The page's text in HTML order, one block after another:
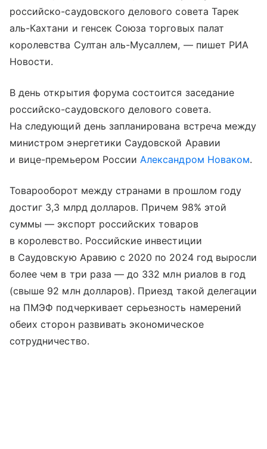
российско-саудовского делового совета Тарек
аль-Кахтани и генсек Союза торговых палат
королевства Султан аль-Мусаллем, — пишет РИА
Новости.
В день открытия форума состоится заседание
российско-саудовского делового совета.
На следующий день запланирована встреча между
министром энергетики Саудовской Аравии
и вице-премьером России Александром Новаком.
Товарооборот между странами в прошлом году
достиг 3,3 млрд долларов. Причем 98% этой
суммы — экспорт российских товаров
в королевство. Российские инвестиции
в Саудовскую Аравию с 2020 по 2024 год выросли
более чем в три раза — до 332 млн риалов в год
(свыше 92 млн долларов). Приезд такой делегации
на ПМЭФ подчеркивает серьезность намерений
обеих сторон развивать экономическое
сотрудничество.